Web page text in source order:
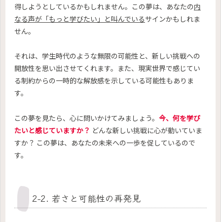
得しようとしているかもしれません。この夢は、あなたの内
なる声が「もっと学びたい」と叫んでいるサインかもしれま
せん。
それは、学生時代のような無限の可能性と、新しい挑戦への
開放性を思い出させてくれます。また、現実世界で感じてい
る制約からの一時的な解放感を示している可能性もありま
す。
この夢を見たら、心に問いかけてみましょう。 今、何を学び
たいと感じていますか？ どんな新しい挑戦に心が動いていま
すか？ この夢は、あなたの未来への一歩を促しているので
す。
2-2. 若さと可能性の再発見